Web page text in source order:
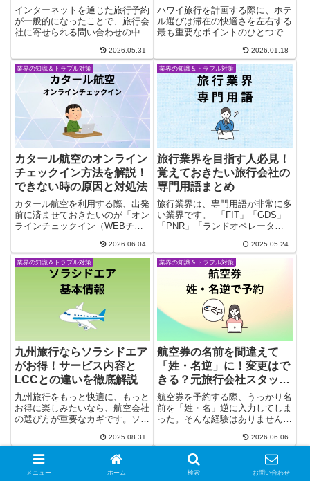
インターネットを通じた旅行予約
が一般的になったことで、旅行会
社に寄せられる問い合わせの中で
予約時に名前を間違えた」 とい
うものです。一般の旅行者にとっ
ては「すぐに修正できるので
は？」と思われがちですが、航空
券の...
2026.05.31
門サイト
ハワイ旅行を計画する際に、ホテ
ル選びは滞在の快適さを左右する
最も重要なポイントのひとつで
「JTBハワイトラベル.com」
は、ハワイに特化したホテル予約
サイトとして、観光客のニーズに
しっかり応えています。詳細なホ
テ...
2026.01.18
業界の知識＆トラブル対策
カタール航空のオンライン
チェックイン方法を解説！
できない時の原因と対処法
カタール航空を利用する際、出発
前に済ませておきたいのが「オン
ラインチェックイン（WEBチェ
時間を短縮でき、座席指定や搭乗
手続きがスムーズになるため、時
間に追われるビジネス出張や長距
離フライトでは特に有効です。
2026.06.04
業界の知識＆トラブル対策
旅行業界を目指す人必見！
覚えておきたい旅行会社の
専門用語まとめ
旅行業界は、専門用語が非常に多
い業界です。 「FIT」「GDS」
「PNR」「ランドオペレータ
見何のことかわからない略語や言
い回しが日常的に飛び交います。
これらの用語を正しく理解してお
くことは、就職・転職活動にお...
2025.05.24
業界の知識＆トラブル対策
九州旅行ならソラシドエア
がお得！サービス内容と
LCCとの違いを徹底解説
九州旅行をもっと快適に、もっと
お得に楽しみたいなら、航空会社
の選び方が重要なカギです。ソラ
11空港へ就航し、リーズナブル
な運賃と快適なサービスが魅力。
機内ドリンクや無料手荷物、事前
座席指定など、旅をより便利で楽
2025.08.31
業界の知識＆トラブル対策
航空券の名前を間違えて
「姓・名逆」に！変更はで
きる？元旅行会社スタッフ
が実例と対処法を解説
航空券を予約する際、うっかり名
前を「姓・名」逆に入力してしま
った。そんな経験はありません
前の順番ミスは意外とよくあるト
ラブルです。「このまま使える
の？」「変更はできる？」「再購
入しなきゃダメ？」と不安になる
2026.06.06
メニュー ホーム 検索 お問い合わせ